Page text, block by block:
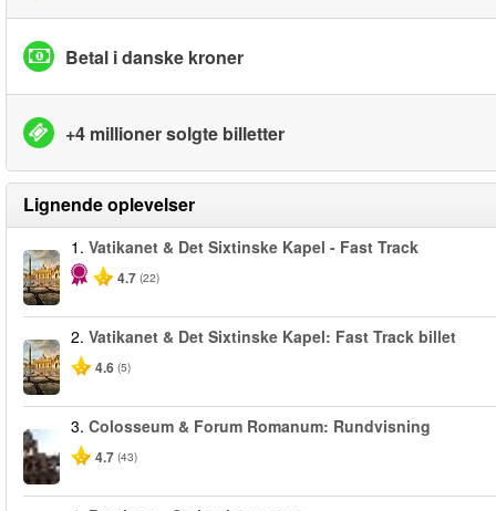
Betal i danske kroner
+4 millioner solgte billetter
Lignende oplevelser
1. Vatikanet & Det Sixtinske Kapel - Fast Track
4.7 (22)
2. Vatikanet & Det Sixtinske Kapel: Fast Track billet
4.6 (5)
3. Colosseum & Forum Romanum: Rundvisning
4.7 (43)